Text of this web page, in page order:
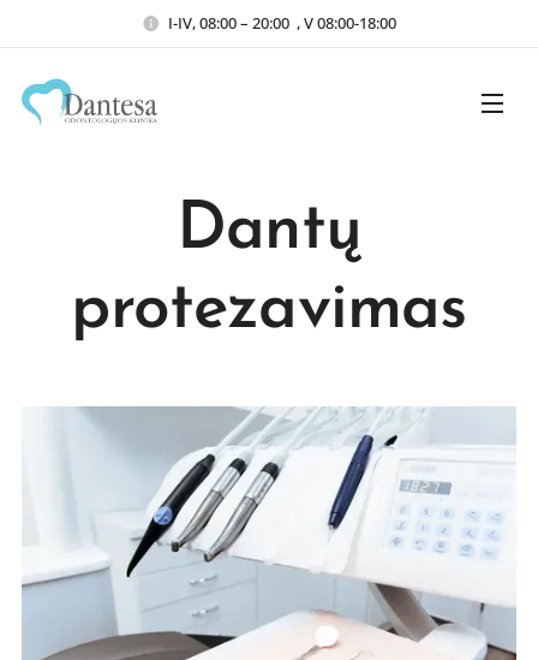
I-IV, 08:00 – 20:00 , V 08:00-18:00
Dantų
protezavimas